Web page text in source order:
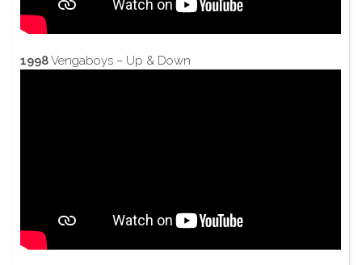
1998Vengaboys – Up & Down